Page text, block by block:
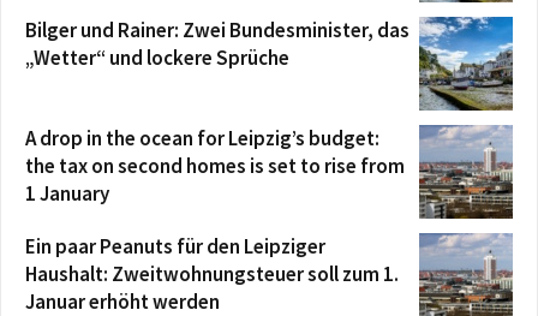
Bilger und Rainer: Zwei Bundesminister, das
„Wetter“ und lockere Sprüche
A drop in the ocean for Leipzig’s budget:
the tax on second homes is set to rise from
1 January
Ein paar Peanuts für den Leipziger
Haushalt: Zweitwohnungsteuer soll zum 1.
Januar erhöht werden